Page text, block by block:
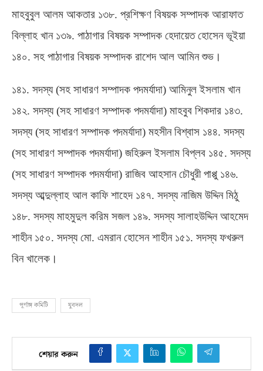
মাহবুবুল আলম আকতার ১৩৮. প্রশিক্ষণ বিষয়ক সম্পাদক আরাফাত
বিল্লাহ খান ১৩৯. পাঠাগার বিষয়ক সম্পাদক হেদায়েত হোসেন ভূইয়া
১৪০. সহ পাঠাগার বিষয়ক সম্পাদক রাশেদ আল আমিন শুভ।
১৪১. সদস্য(সহ সাধারণ সম্পাদক পদমর্যাদা) আমিনুল ইসলাম খান
১৪২. সদস্য(সহ সাধারণ সম্পাদক পদমর্যাদা) মাহবুব শিকদার ১৪৩.
সদস্য(সহ সাধারণ সম্পাদক পদমর্যাদা) মহসীন বিশ্বাস ১৪৪. সদস্য
(সহ সাধারণ সম্পাদক পদমর্যাদা) জহিরুল ইসলাম বিপ্লব ১৪৫. সদস্য
(সহ সাধারণ সম্পাদক পদমর্যাদা) রাজিব আহসান চৌধুরী পাপ্পু ১৪৬.
সদস্য আব্দুল্লাহ আল কাফি শাহেদ ১৪৭. সদস্য নাজিম উদ্দিন মিঠু
১৪৮. সদস্য মাহমুদুল করিম সজল ১৪৯. সদস্য সালাহউদ্দিন আহমেদ
শাহীন ১৫০. সদস্য মো. এমরান হোসেন শাহীন ১৫১. সদস্য ফখরুল
বিন খালেক।
পূর্ণাঙ্গ কমিটি যুবদল
শেয়ার করুন